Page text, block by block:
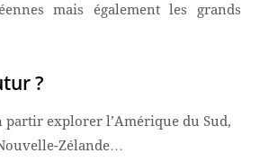
mais également les grands
?
partir explorer l’Amérique du Sud,
Zélande…